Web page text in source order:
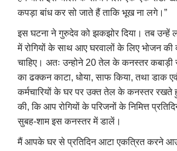
कपड़ा बांध कर सो जाते हैं ताकि भूख ना लगे।”
इस घटना ने गुरुदेव को झकझोर दिया। तब उन्हें
में रोगियों के साथ आए घरवालों के लिए भोजन की
चाहिए। अतः उन्होने 20 तेल के कनस्तर कबाड़ी
का ढक्कन काटा, धोया,साफ किया,तथा डाक
कर्मचारियों के घर पर उक्त तेल के कनस्तर रखते
की,कि आप रोगियों के परिजनों के निमित्त
सुबह-शाम इस कनस्तर में डालें।
मैं आपके घर से प्रतिदिन आटा एकत्रित करने